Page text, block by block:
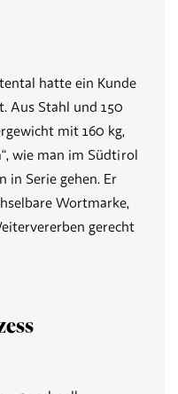
hatte ein Kunde
Aus Stahl und 150
mit 160 kg,
wie man im Südtirol
in Serie gehen. Er
Wortmarke,
gerecht